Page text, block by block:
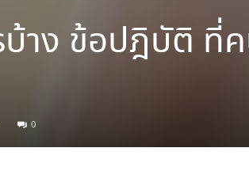
บ้าง ข้อปฎิบัติ ที่
0